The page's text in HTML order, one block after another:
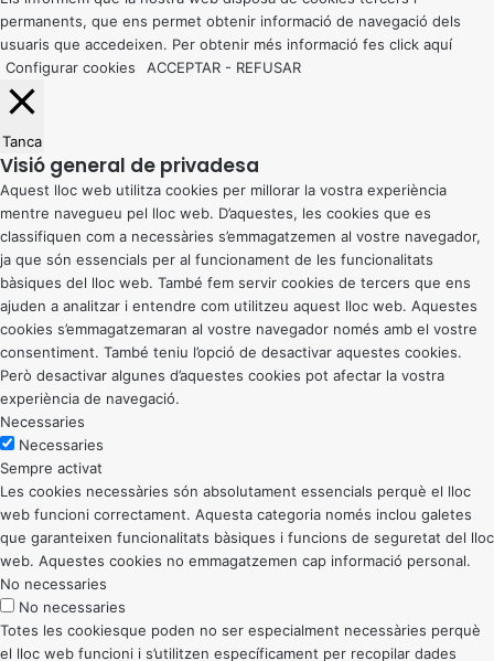
permanents, que ens permet obtenir informació de navegació dels
usuaris que accedeixen. Per obtenir més informació fes click aquí
Configurar cookies
ACCEPTAR - REFUSAR
Tanca
Visió general de privadesa
Aquest lloc web utilitza cookies per millorar la vostra experiència
mentre navegueu pel lloc web. D’aquestes, les cookies que es
classifiquen com a necessàries s’emmagatzemen al vostre navegador,
ja que són essencials per al funcionament de les funcionalitats
bàsiques del lloc web. També fem servir cookies de tercers que ens
ajuden a analitzar i entendre com utilitzeu aquest lloc web. Aquestes
cookies s’emmagatzemaran al vostre navegador només amb el vostre
consentiment. També teniu l’opció de desactivar aquestes cookies.
Però desactivar algunes d’aquestes cookies pot afectar la vostra
experiència de navegació.
Necessaries
Necessaries
Sempre activat
Les cookies necessàries són absolutament essencials perquè el lloc
web funcioni correctament. Aquesta categoria només inclou galetes
que garanteixen funcionalitats bàsiques i funcions de seguretat del lloc
web. Aquestes cookies no emmagatzemen cap informació personal.
No necessaries
No necessaries
Totes les cookiesque poden no ser especialment necessàries perquè
el lloc web funcioni i s’utilitzen específicament per recopilar dades